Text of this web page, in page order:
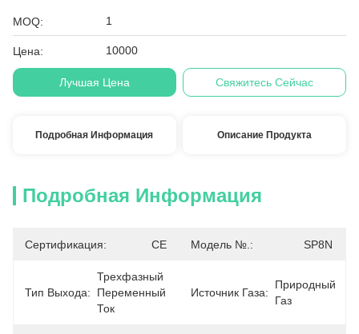
MOQ: 1
Цена: 10000
Лучшая Цена Свяжитесь Сейчас
Подробная Информация Описание Продукта
Подробная Информация
Сертификация: CE Модель №.: SP8N
Тип Выхода:
Трехфазный
Переменный
Ток
Источник Газа:
Природный
Газ